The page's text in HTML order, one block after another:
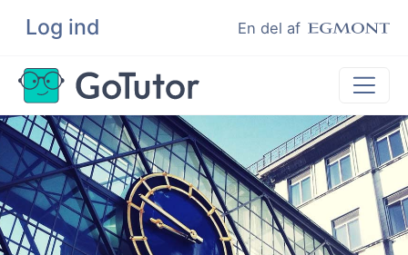
Log ind En del af
Søg
Lektiehjælp
Eksamenshjælp
Hjælp til ordblinde
Kundeudtalelser